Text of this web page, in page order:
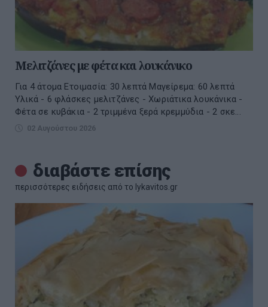
Μελιτζάνες με φέτα και λουκάνικο
Για 4 άτομα Ετοιμασία: 30 λεπτά Μαγείρεμα: 60 λεπτά
Υλικά - 6 φλάσκες μελιτζάνες - Χωριάτικα λουκάνικα -
Φέτα σε κυβάκια - 2 τριμμένα ξερά κρεμμύδια - 2 σκε...
02 Αυγούστου 2026
διαβάστε επίσης
περισσότερες ειδήσεις από το lykavitos.gr